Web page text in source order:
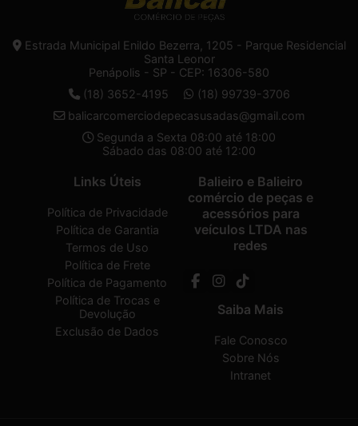
Estrada Municipal Enildo Bezerra, 1205 - Parque Residencial
Santa Leonor
Penápolis - SP - CEP: 16306-580
(18) 3652-4195
(18) 99739-3706
balicarcomerciodepecasusadas@gmail.com
Segunda a Sexta 08:00 até 18:00
Sábado das 08:00 até 12:00
Links Úteis
Política de Privacidade
Política de Garantia
Termos de Uso
Política de Frete
Política de Pagamento
Política de Trocas e
Devolução
Exclusão de Dados
Balieiro e Balieiro
comércio de peças e
acessórios para
veículos LTDA nas
redes
Saiba Mais
Fale Conosco
Sobre Nós
Intranet